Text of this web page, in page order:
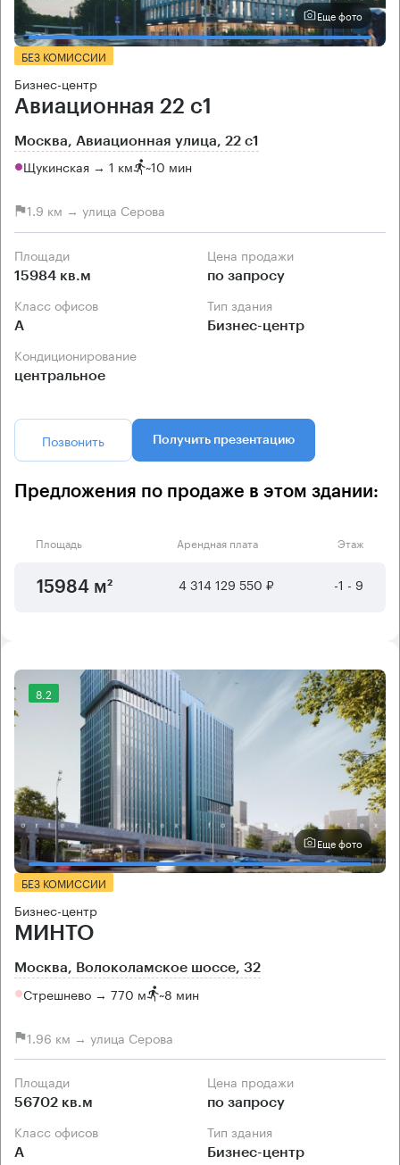
Еще фото
БЕЗ КОМИССИИ
Бизнес-центр
Авиационная 22 с1
Москва, Авиационная улица, 22 с1
Щукинская → 1 км ~10 мин
1.9 км → улица Серова
Площади
15984 кв.м
Цена продажи
по запросу
Класс офисов
А
Тип здания
Бизнес-центр
Кондиционирование
центральное
Позвонить Получить презентацию
Предложения по продаже в этом здании:
Площадь Арендная плата Этаж
15984 м² 4 314 129 550 ₽ -1 - 9
8.2
Еще фото
БЕЗ КОМИССИИ
Бизнес-центр
МИНТО
Москва, Волоколамское шоссе, 32
Стрешнево → 770 м ~8 мин
1.96 км → улица Серова
Площади
56702 кв.м
Цена продажи
по запросу
Класс офисов
А
Тип здания
Бизнес-центр